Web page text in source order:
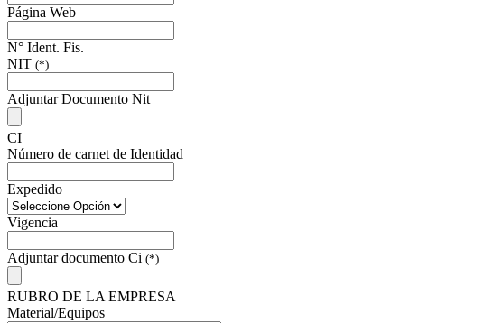
Página Web
N° Ident. Fis.
NIT (*)
Adjuntar Documento Nit
CI
Número de carnet de Identidad
Expedido
Vigencia
Adjuntar documento Ci (*)
RUBRO DE LA EMPRESA
Material/Equipos